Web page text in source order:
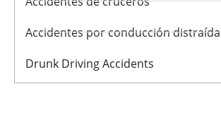
Accidentes por conducción distraída
Drunk Driving Accidents